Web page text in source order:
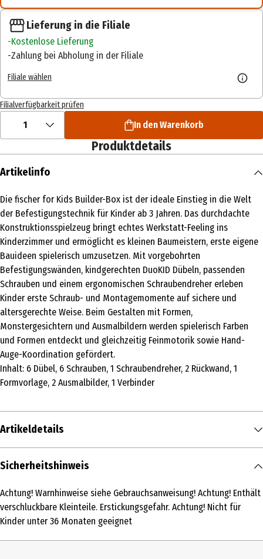
Lieferung in die Filiale
Kostenlose Lieferung
Zahlung bei Abholung in der Filiale
Filiale wählen
Filialverfügbarkeit prüfen
1 In den Warenkorb
Produktdetails
Artikelinfo
Die fischer for Kids Builder-Box ist der ideale Einstieg in die Welt
der Befestigungstechnik für Kinder ab 3 Jahren. Das durchdachte
Konstruktionsspielzeug bringt echtes Werkstatt-Feeling ins
Kinderzimmer und ermöglicht es kleinen Baumeistern, erste eigene
Bauideen spielerisch umzusetzen. Mit vorgebohrten
Befestigungswänden, kindgerechten DuoKID Dübeln, passenden
Schrauben und einem ergonomischen Schraubendreher erleben
Kinder erste Schraub- und Montagemomente auf sichere und
altersgerechte Weise. Beim Gestalten mit Formen,
Monstergesichtern und Ausmalbildern werden spielerisch Farben
und Formen entdeckt und gleichzeitig Feinmotorik sowie Hand-
Auge-Koordination gefördert.
Inhalt: 6 Dübel, 6 Schrauben, 1 Schraubendreher, 2 Rückwand, 1
Formvorlage, 2 Ausmalbilder, 1 Verbinder
Artikeldetails
Inhalt
Produkttyp
Kindergarten
Altersempfehlung ab
Sicherheitshinweis
Achtung! Warnhinweise siehe Gebrauchsanweisung! Achtung! Enthält
verschluckbare Kleinteile. Erstickungsgefahr. Achtung! Nicht für
Kinder unter 36 Monaten geeignet